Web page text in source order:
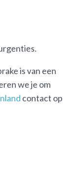
is van een
we je om
contact op